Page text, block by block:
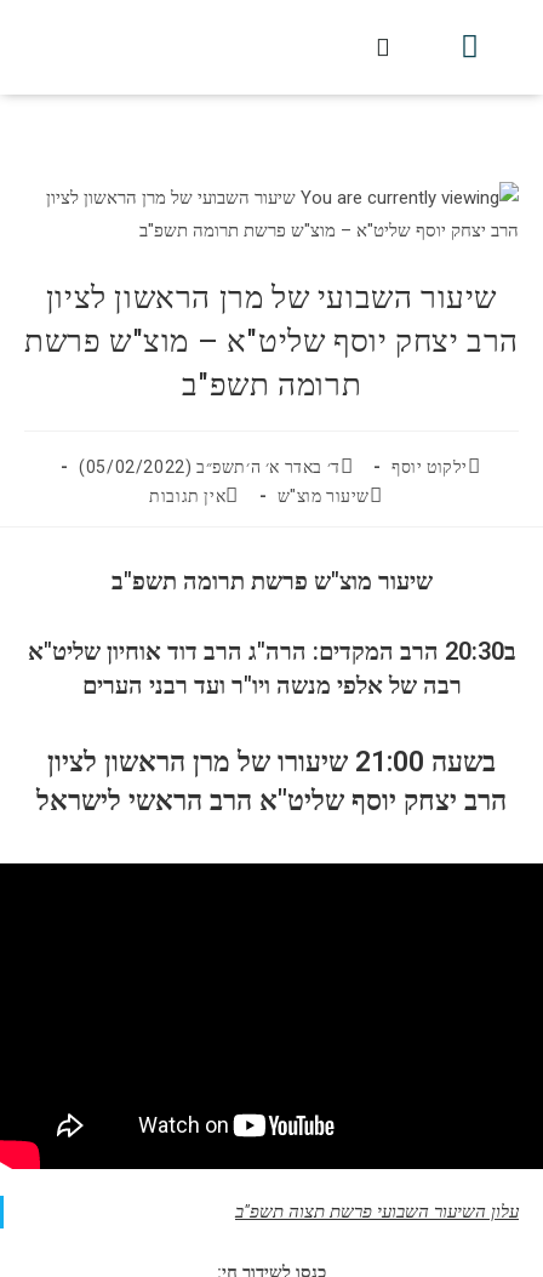
שיעור השבועי של מרן הראשון לציון
הרב יצחק יוסף שליט"א – מוצ"ש פרשת
תרומה תשפ"ב
ילקוט יוסף
ד׳ באדר א׳ ה׳תשפ״ב (05/02/2022)
שיעור מוצ"ש
אין תגובות
שיעור מוצ"ש פרשת תרומה תשפ"ב
ב20:30 הרב המקדים: הרה"ג הרב דוד אוחיון שליט"א
רבה של אלפי מנשה ויו"ר ועד רבני הערים
בשעה 21:00 שיעורו של מרן הראשון לציון
הרב יצחק יוסף שליט"א הרב הראשי לישראל
עלון השיעור השבועי פרשת תצוה תשפ"ב
כנסו לשידור חי: